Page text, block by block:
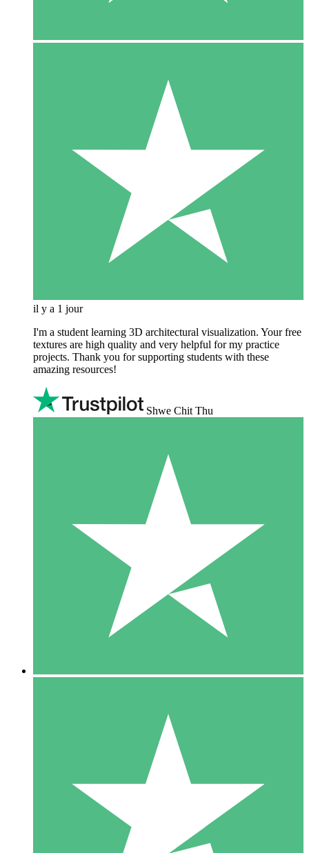
il y a 1 jour
I'm a student learning 3D architectural visualization. Your free
textures are high quality and very helpful for my practice
projects. Thank you for supporting students with these
amazing resources!
Shwe Chit Thu